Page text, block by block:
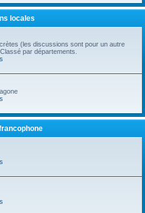
locales
(les discussions sont pour un autre
par départements.